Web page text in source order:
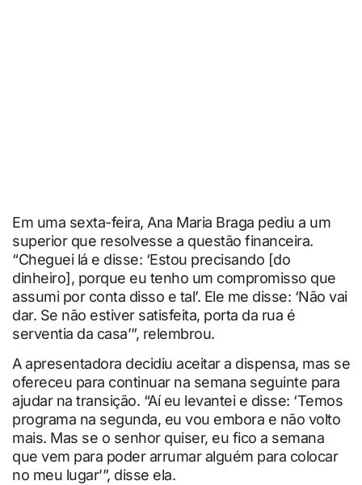
Em uma sexta-feira, Ana Maria Braga pediu a um
superior que resolvesse a questão financeira.
“Cheguei lá e disse: ‘Estou precisando [do
dinheiro], porque eu tenho um compromisso que
assumi por conta disso e tal’. Ele me disse: ‘Não vai
dar. Se não estiver satisfeita, porta da rua é
serventia da casa’”, relembrou.
A apresentadora decidiu aceitar a dispensa, mas se
ofereceu para continuar na semana seguinte para
ajudar na transição. “Aí eu levantei e disse: ‘Temos
programa na segunda, eu vou embora e não volto
mais. Mas se o senhor quiser, eu fico a semana
que vem para poder arrumar alguém para colocar
no meu lugar’”, disse ela.